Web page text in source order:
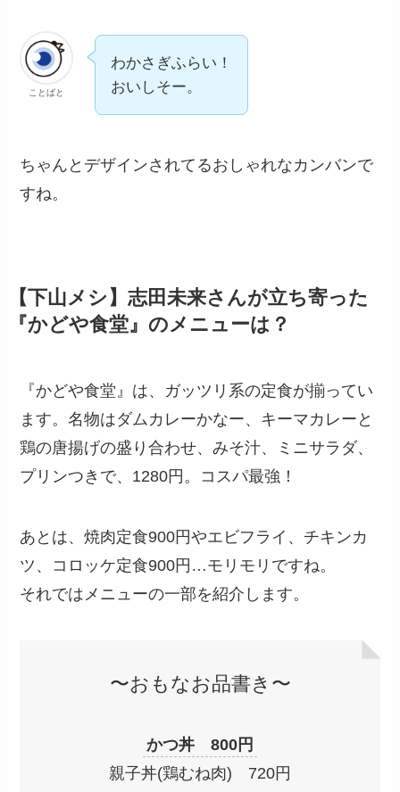
ことばと
わかさぎふらい！
おいしそー。
ちゃんとデザインされてるおしゃれなカンバンで
すね。
【下山メシ】志田未来さんが立ち寄った
『かどや食堂』のメニューは？
『かどや食堂』は、ガッツリ系の定食が揃ってい
ます。名物はダムカレーかなー、キーマカレーと
鶏の唐揚げの盛り合わせ、みそ汁、ミニサラダ、
プリンつきで、1280円。コスパ最強！
あとは、焼肉定食900円やエビフライ、チキンカ
ツ、コロッケ定食900円…モリモリですね。
それではメニューの一部を紹介します。
〜おもなお品書き〜
かつ丼 800円
親子丼(鶏むね肉) 720円